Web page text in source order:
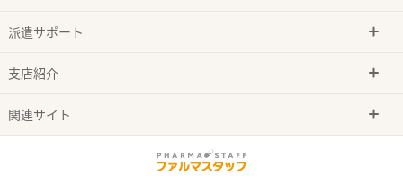
派遣サポート
支店紹介
関連サイト